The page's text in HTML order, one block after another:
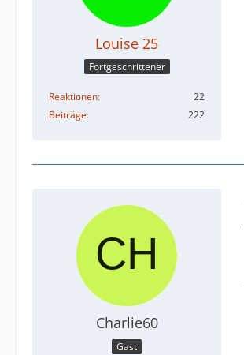
Louise 25
Fortgeschrittener
Reaktionen
22
Beiträge
222
Charlie60
Gast